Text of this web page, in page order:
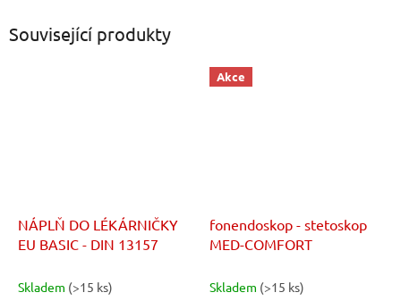
Související produkty
NÁPLŇ DO LÉKÁRNIČKY
EU BASIC - DIN 13157
Skladem (>15 ks)
Akce
fonendoskop - stetoskop
MED-COMFORT
Skladem (>15 ks)